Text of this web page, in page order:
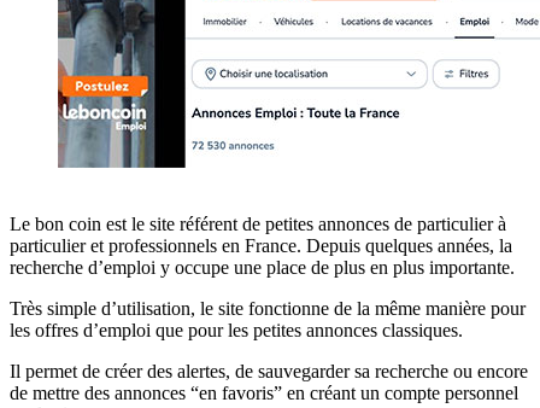
Le bon coin est le site référent de petites annonces de particulier à
particulier et professionnels en France. Depuis quelques années, la
recherche d’emploi y occupe une place de plus en plus importante.
Très simple d’utilisation, le site fonctionne de la même manière pour
les offres d’emploi que pour les petites annonces classiques.
Il permet de créer des alertes, de sauvegarder sa recherche ou encore
de mettre des annonces “en favoris” en créant un compte personnel